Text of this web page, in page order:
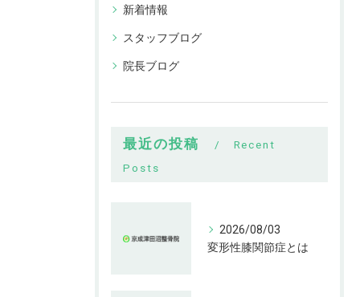
新着情報
スタッフブログ
院長ブログ
最近の投稿
Recent
Posts
2026/08/03
変形性膝関節症とは